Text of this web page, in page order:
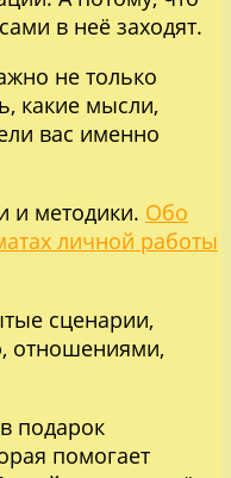
в неё заходят.
не только
какие мысли,
вас именно
и методики. Обо
личной работы
сценарии,
отношениями,
подарок
помогает